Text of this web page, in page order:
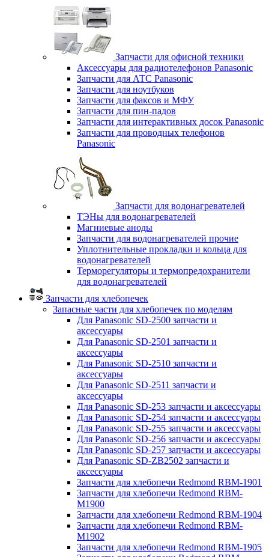
Запчасти для офисной техники
Аксессуары для радиотелефонов Panasonic
Запчасти для АТС Panasonic
Запчасти для ноутбуков
Запчасти для факсов и МФУ
Запчасти для пин-падов
Запчасти для интерактивных досок Panasonic
Запчасти для проводных телефонов
Panasonic
Запчасти для водонагревателей
ТЭНы для водонагревателей
Магниевые аноды
Запчасти для водонагревателей прочие
Уплотнительные прокладки и кольца для
водонагревателей
Терморегуляторы и термопредохранители
для водонагревателей
Запчасти для хлебопечек
Запасные части для хлебопечек по моделям
Для Panasonic SD-2500 запчасти и
аксессуары
Для Panasonic SD-2501 запчасти и
аксессуары
Для Panasonic SD-2510 запчасти и
аксессуары
Для Panasonic SD-2511 запчасти и
аксессуары
Для Panasonic SD-253 запчасти и аксессуары
Для Panasonic SD-254 запчасти и аксессуары
Для Panasonic SD-255 запчасти и аксессуары
Для Panasonic SD-256 запчасти и аксессуары
Для Panasonic SD-257 запчасти и аксессуары
Для Panasonic SD-ZB2502 запчасти и
аксессуары
Запчасти для хлебопечи Redmond RBM-1901
Запчасти для хлебопечи Redmond RBM-
M1900
Запчасти для хлебопечи Redmond RBM-1904
Запчасти для хлебопечи Redmond RBM-
M1902
Запчасти для хлебопечи Redmond RBM-1905